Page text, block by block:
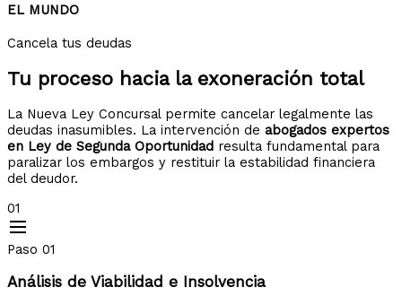
EL MUNDO
Cancela tus deudas
Tu proceso hacia la exoneración total
La Nueva Ley Concursal permite cancelar legalmente las
deudas inasumibles. La intervención de abogados expertos
en Ley de Segunda Oportunidad resulta fundamental para
paralizar los embargos y restituir la estabilidad financiera
del deudor.
01
Paso 01
Análisis de Viabilidad e Insolvencia